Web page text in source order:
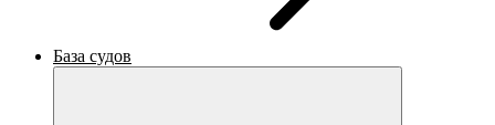
База судов